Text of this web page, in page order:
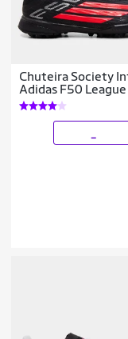
Chuteira Society
Adidas F50 League